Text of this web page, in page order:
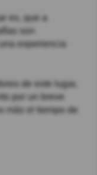
es, que a
son
experiencia
de este lugar,
por un breve
más el tiempo de